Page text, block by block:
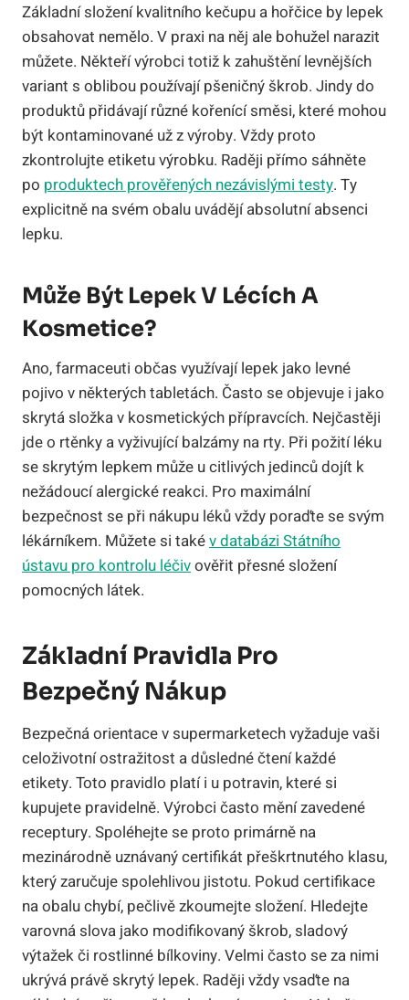
Základní složení kvalitního kečupu a hořčice by lepek
obsahovat nemělo. V praxi na něj ale bohužel narazit
můžete. Někteří výrobci totiž k zahuštění levnějších
variant s oblibou používají pšeničný škrob. Jindy do
produktů přidávají různé kořenící směsi, které mohou
být kontaminované už z výroby. Vždy proto
zkontrolujte etiketu výrobku. Raději přímo sáhněte
po produktech prověřených nezávislými testy. Ty
explicitně na svém obalu uvádějí absolutní absenci
lepku.
Může Být Lepek V Lécích A
Kosmetice?
Ano, farmaceuti občas využívají lepek jako levné
pojivo v některých tabletách. Často se objevuje i jako
skrytá složka v kosmetických přípravcích. Nejčastěji
jde o rtěnky a vyživující balzámy na rty. Při požití léku
se skrytým lepkem může u citlivých jedinců dojít k
nežádoucí alergické reakci. Pro maximální
bezpečnost se při nákupu léků vždy poraďte se svým
lékárníkem. Můžete si takév databázi Státního
ústavu pro kontrolu léčivověřit přesné složení
pomocných látek.
Základní Pravidla Pro
Bezpečný Nákup
Bezpečná orientace v supermarketech vyžaduje vaši
celoživotní ostražitost a důsledné čtení každé
etikety. Toto pravidlo platí i u potravin, které si
kupujete pravidelně. Výrobci často mění zavedené
receptury. Spoléhejte se proto primárně na
mezinárodně uznávaný certifikát přeškrtnutého klasu,
který zaručuje spolehlivou jistotu. Pokud certifikace
na obalu chybí, pečlivě zkoumejte složení. Hledejte
varovná slova jako modifikovaný škrob, sladový
výtažek či rostlinné bílkoviny. Velmi často se za nimi
ukrývá právě skrytý lepek. Raději vždy vsaďte na